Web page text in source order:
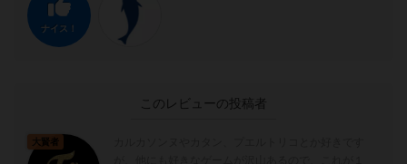
ナイス！
このレビューの投稿者
大賢者